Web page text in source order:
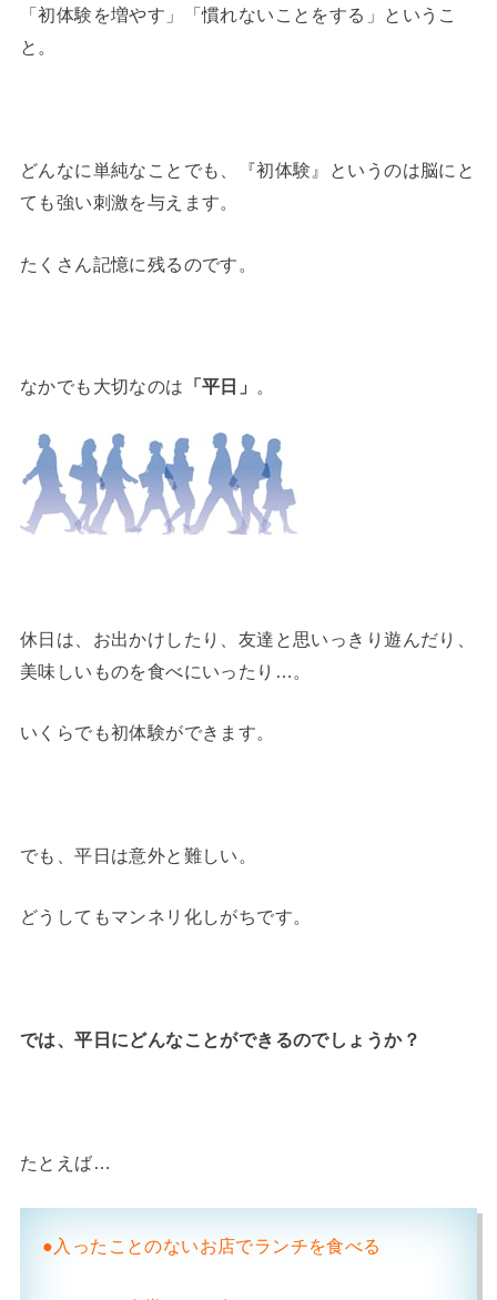
「初体験を増やす」「慣れないことをする」というこ
と。
どんなに単純なことでも、『初体験』というのは脳にと
ても強い刺激を与えます。
たくさん記憶に残るのです。
なかでも大切なのは 「平日」 。
休日は、お出かけしたり、友達と思いっきり遊んだり、
美味しいものを食べにいったり…。
いくらでも初体験ができます。
でも、平日は意外と難しい。
どうしてもマンネリ化しがちです。
では、平日にどんなことができるのでしょうか？
たとえば…
●入ったことのないお店でランチを食べる